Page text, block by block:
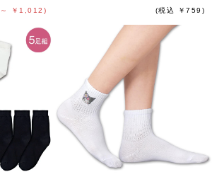
￥1,012) (税込 ￥759)